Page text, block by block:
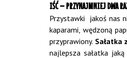
IŚĆ – PRZYNAJMNIEJ DWA
Przystawki jakoś nas
kaparami, wędzoną
przyprawiony. Sałatka
najlepsza sałatka